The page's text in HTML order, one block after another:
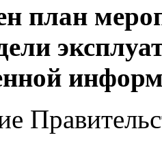
план